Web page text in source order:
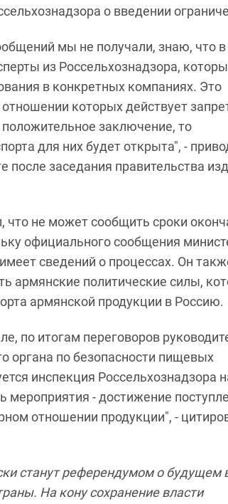
о введении
мы не получали, знаю, что в
из Россельхознадзора,
в конкретных компаниях. Это
которых действует
положительное заключение, то
для них будет открыта", -
после заседания правительства
что не может сообщить сроки
официального сообщения
сведений о процессах. Он
армянские политические силы,
армянской продукции в Россию.
по итогам переговоров
органа по безопасности пищевых
инспекция Россельхознадзора
мероприятия - достижение
отношении продукции", -
станут референдумом о будущем
На кону сохранение власти